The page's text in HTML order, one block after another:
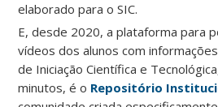
elaborado para o SIC.
E, desde 2020, a plataforma para
vídeos dos alunos com
de Iniciação Científica e
minutos, é o Repositório